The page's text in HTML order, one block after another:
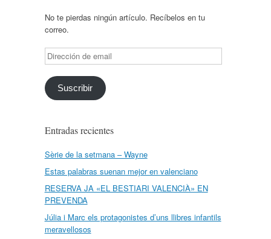
No te pierdas ningún artículo. Recíbelos en tu
correo.
Dirección
de
email
Suscribir
Entradas recientes
Sèrie de la setmana – Wayne
Estas palabras suenan mejor en valenciano
RESERVA JA «EL BESTIARI VALENCIÀ» EN
PREVENDA
Júlia i Marc els protagonistes d’uns llibres infantils
meravellosos